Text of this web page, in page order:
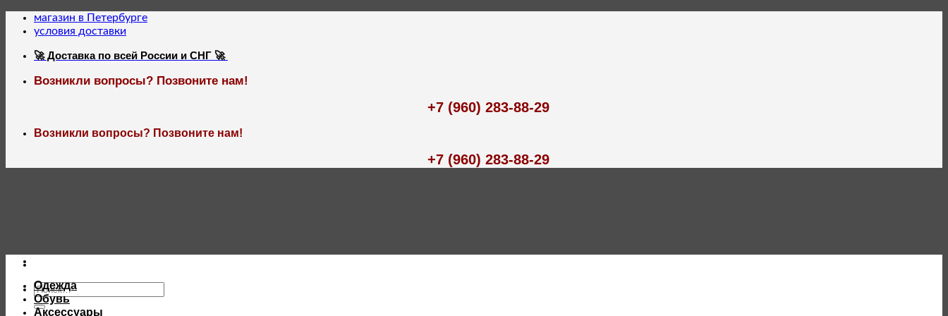
Skip
магазин в Петербурге
условия доставки
🚀 Доставка по всей России и СНГ 🚀
Возникли вопросы? Позвоните нам!
+7 (960) 283-88-29
Возникли вопросы? Позвоните нам!
+7 (960) 283-88-29
Искать:
Одежда
Обувь
Аксессуары